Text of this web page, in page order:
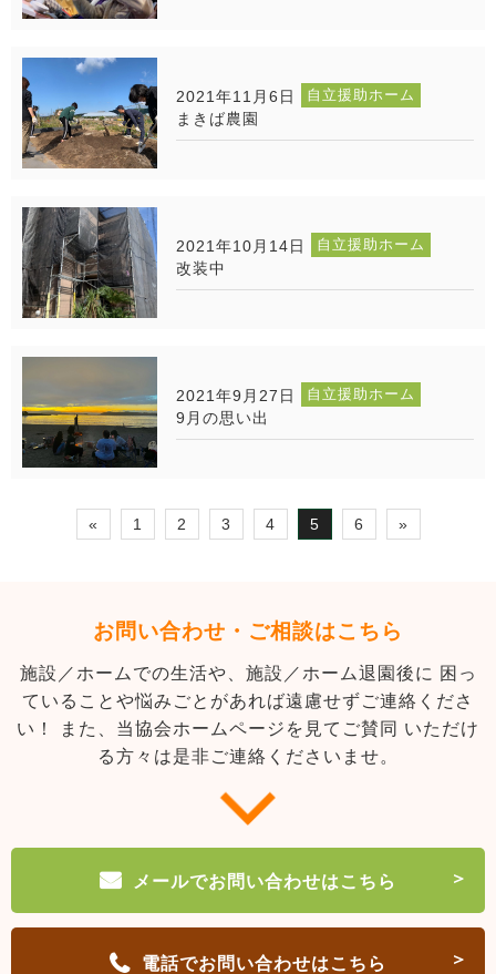
2021年11月6日 自立援助ホーム
まきば農園
2021年10月14日 自立援助ホーム
改装中
2021年9月27日 自立援助ホーム
9月の思い出
« 1 2 3 4 5 6 »
お問い合わせ・ご相談はこちら
施設／ホームでの生活や、施設／ホーム退園後に 困っ
ていることや悩みごとがあれば遠慮せずご連絡くださ
い！
また、当協会ホームページを見てご賛同 いただけ
る方々は是非ご連絡くださいませ。
メールでお問い合わせはこちら
電話でお問い合わせはこちら